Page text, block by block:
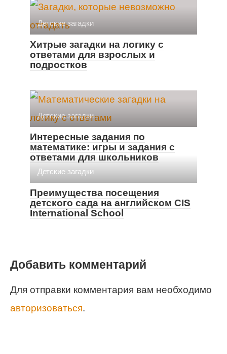
Детские загадки
Хитрые загадки на логику с
ответами для взрослых и
подростков
Детские загадки
Интересные задания по
математике: игры и задания с
ответами для школьников
Детские загадки
Преимущества посещения
детского сада на английском CIS
International School
Добавить комментарий
Для отправки комментария вам необходимо
авторизоваться.